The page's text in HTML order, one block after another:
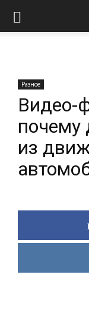
Разное
Видео-
почему
из